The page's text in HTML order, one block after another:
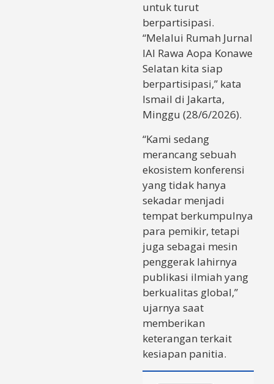
untuk turut
berpartisipasi.
“Melalui Rumah Jurnal
IAI Rawa Aopa Konawe
Selatan kita siap
berpartisipasi,” kata
Ismail di Jakarta,
Minggu (28/6/2026).
“Kami sedang
merancang sebuah
ekosistem konferensi
yang tidak hanya
sekadar menjadi
tempat berkumpulnya
para pemikir, tetapi
juga sebagai mesin
penggerak lahirnya
publikasi ilmiah yang
berkualitas global,”
ujarnya saat
memberikan
keterangan terkait
kesiapan panitia.